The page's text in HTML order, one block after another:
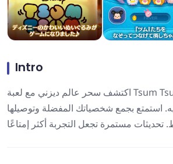
Intro
اكتشف سحر عالم ديزني مع لعبة Tsum Tsum LINE، حيث تجمع
استمتع بجمع شخصياتك المفضلة وتوصيلها